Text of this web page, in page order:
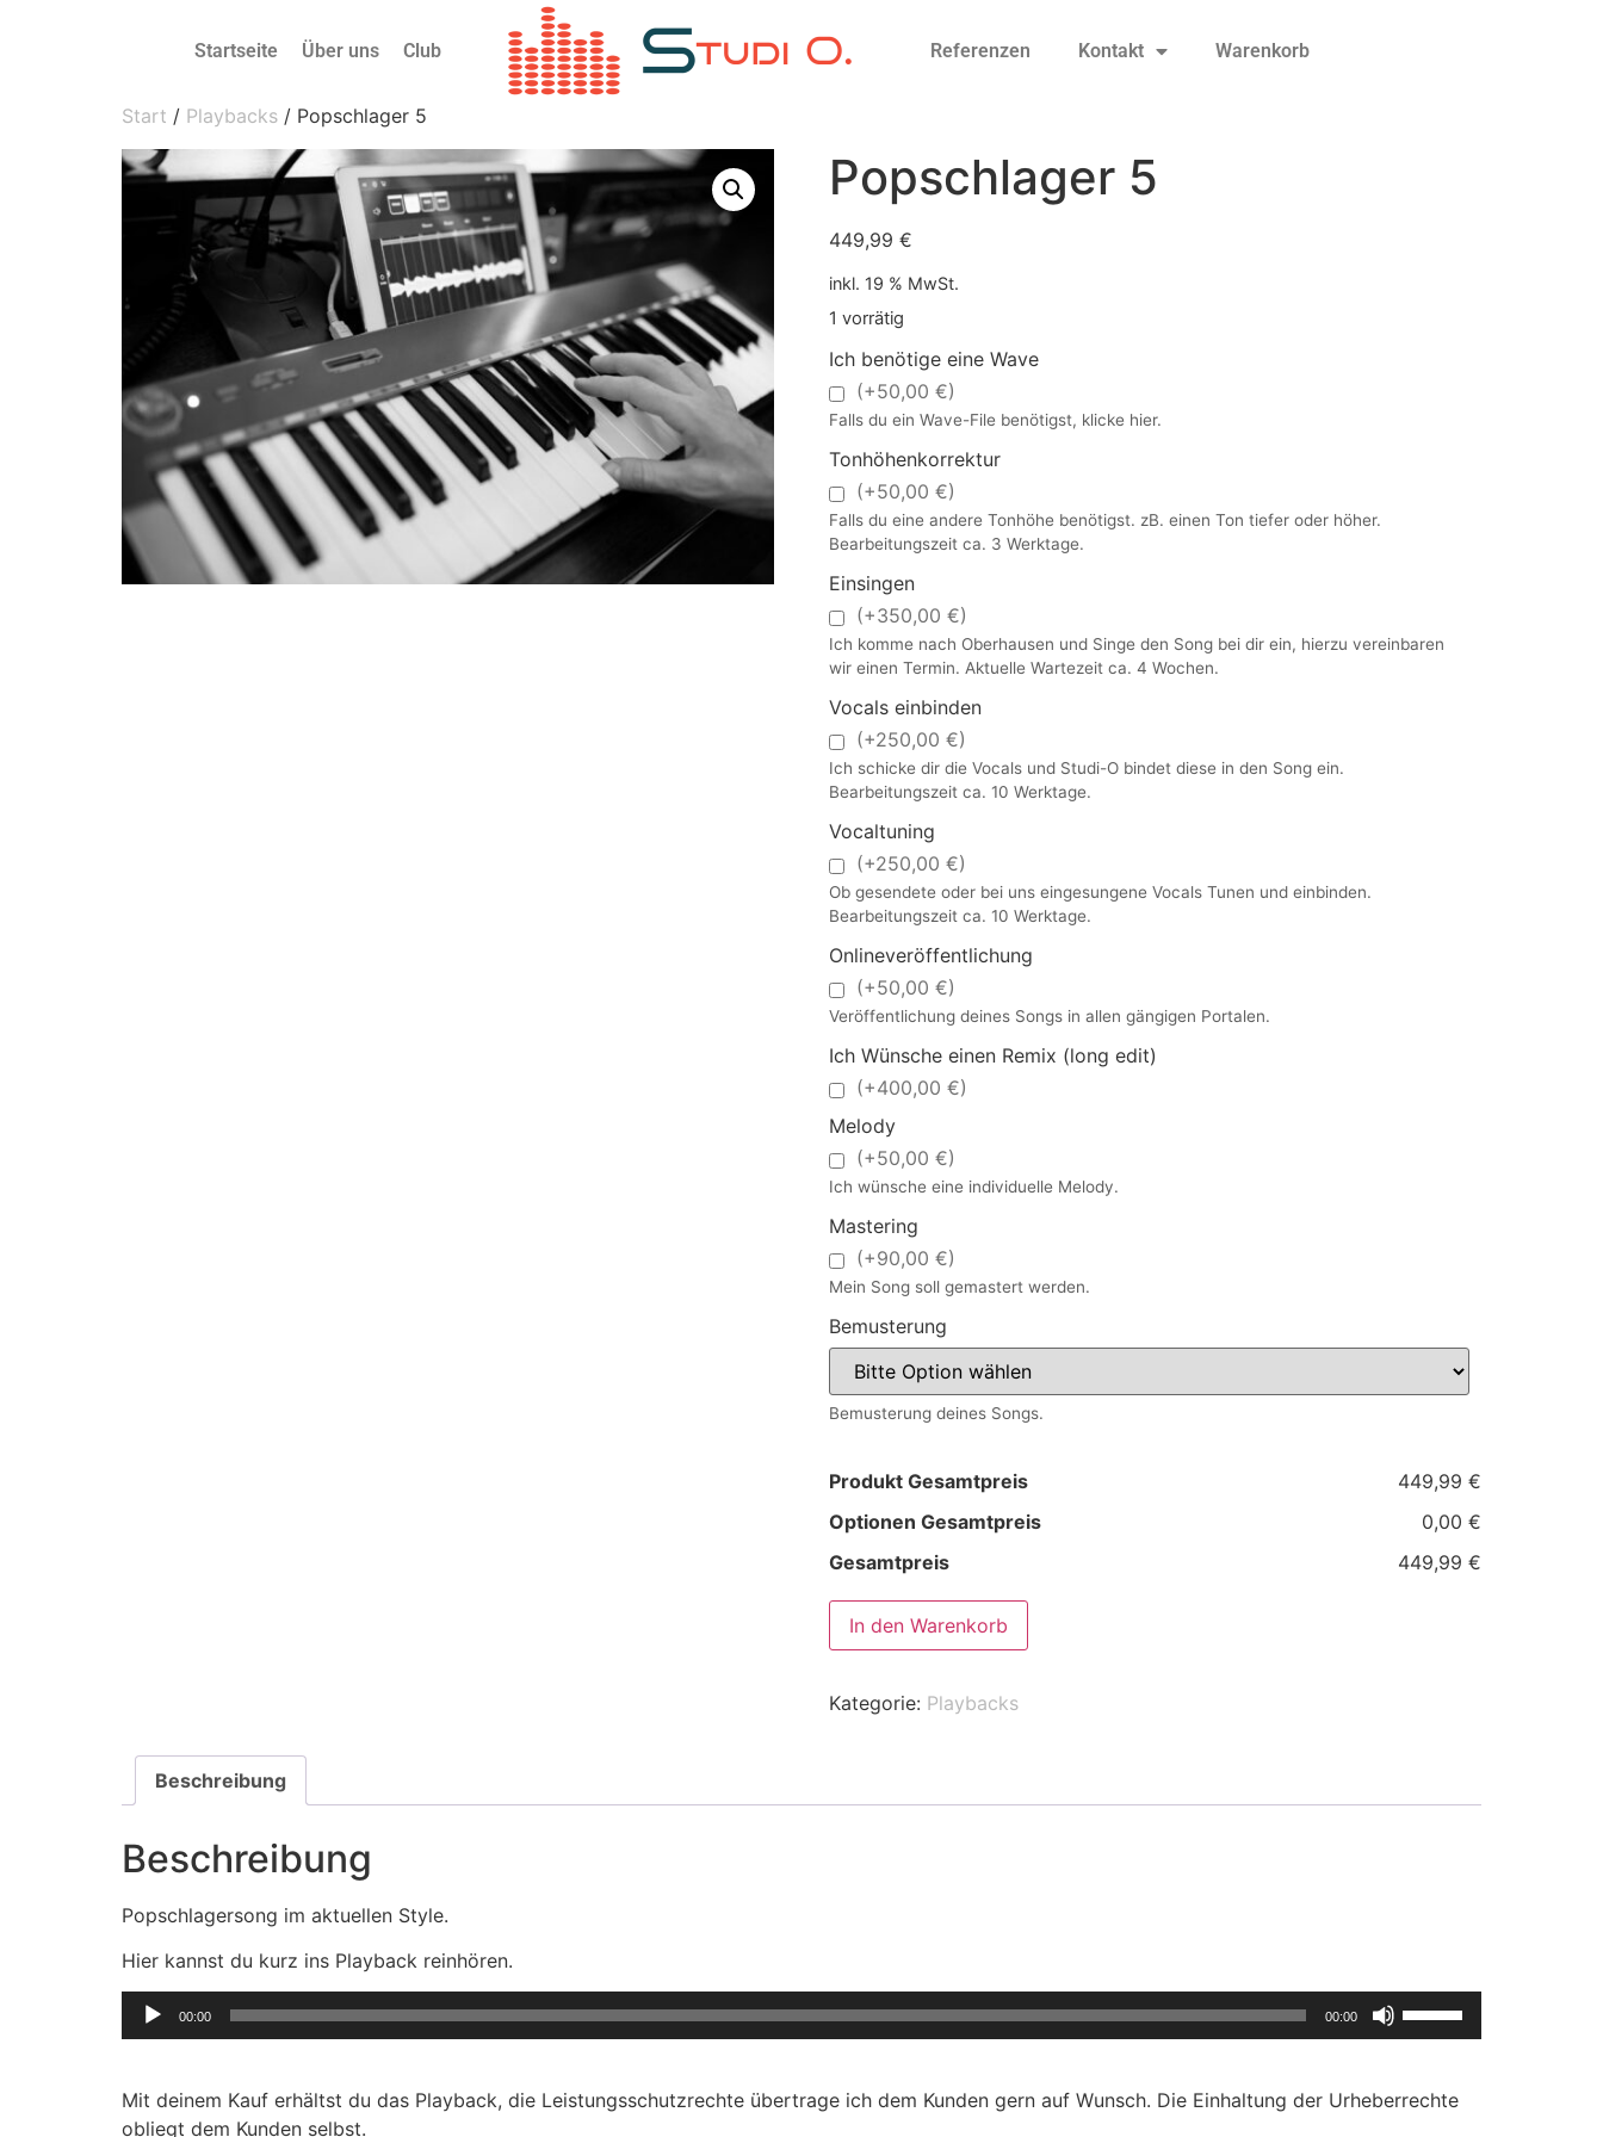
Startseite Über uns Club Referenzen Kontakt Warenkorb
Start / Playbacks / Popschlager 5
Popschlager 5
449,99 €
inkl. 19 % MwSt.
1 vorrätig
Ich benötige eine Wave
(+50,00 €)
Falls du ein Wave-File benötigst, klicke hier.
Tonhöhenkorrektur
(+50,00 €)
Falls du eine andere Tonhöhe benötigst. zB. einen Ton tiefer oder höher.
Bearbeitungszeit ca. 3 Werktage.
Einsingen
(+350,00 €)
Ich komme nach Oberhausen und Singe den Song bei dir ein, hierzu vereinbaren
wir einen Termin. Aktuelle Wartezeit ca. 4 Wochen.
Vocals einbinden
(+250,00 €)
Ich schicke dir die Vocals und Studi-O bindet diese in den Song ein.
Bearbeitungszeit ca. 10 Werktage.
Vocaltuning
(+250,00 €)
Ob gesendete oder bei uns eingesungene Vocals Tunen und einbinden.
Bearbeitungszeit ca. 10 Werktage.
Onlineveröffentlichung
(+50,00 €)
Veröffentlichung deines Songs in allen gängigen Portalen.
Ich Wünsche einen Remix (long edit)
(+400,00 €)
Melody
(+50,00 €)
Ich wünsche eine individuelle Melody.
Mastering
(+90,00 €)
Mein Song soll gemastert werden.
Bemusterung
Bemusterung deines Songs.
Produkt Gesamtpreis
449,99 €
Optionen Gesamtpreis
0,00 €
Gesamtpreis
449,99 €
In den Warenkorb
Kategorie: Playbacks
Beschreibung
Beschreibung
Popschlagersong im aktuellen Style.
Hier kannst du kurz ins Playback reinhören.
Audio-
Player
00:00 00:00
Mit deinem Kauf erhältst du das Playback, die Leistungsschutzrechte übertrage ich dem Kunden gern auf Wunsch. Die Einhaltung der Urheberrechte
obliegt dem Kunden selbst.